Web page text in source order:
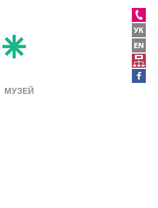
МУЗЕЙ